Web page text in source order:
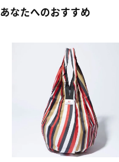
あなたへのおすすめ